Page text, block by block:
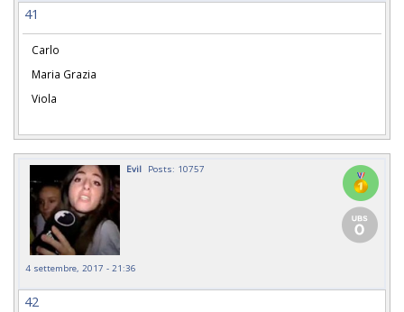
41
Carlo
Maria Grazia
Viola
Evil Posts: 10757
4 settembre, 2017 - 21:36
42